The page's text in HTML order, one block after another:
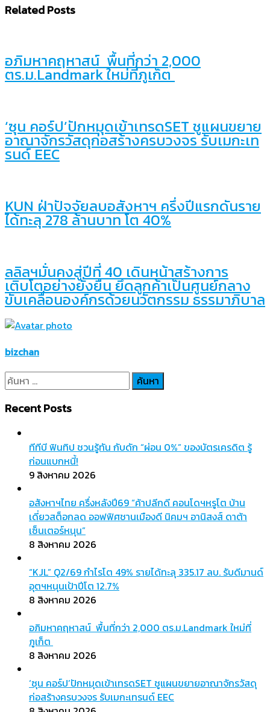
Related Posts
อภิมหาคฤหาสน์ พื้นที่กว่า 2,000
ตร.ม.Landmark ใหม่ที่ภูเก็ต
‘ซุน คอร์ป’ปักหมุดเข้าเทรดSET ชูแผนขยาย
อาณาจักรวัสดุก่อสร้างครบวงจร รับเมกะเท
รนด์ EEC
KUN ฝ่าปัจจัยลบอสังหาฯ ครึ่งปีแรกดันราย
ได้ทะลุ 278 ล้านบาท โต 40%
ลลิลฯมั่นคงสู่ปีที่ 40 เดินหน้าสร้างการ
เติบโตอย่างยั่งยืน ยึดลูกค้าเป็นศูนย์กลาง
ขับเคลื่อนองค์กรด้วยนวัตกรรม ธรรมาภิบาล
bizchan
ค้นหา
สำหรับ:
Recent Posts
ทีทีบี ฟินทิป ชวนรู้ทัน กับดัก “ผ่อน 0%” ของบัตรเครดิต รู้
ก่อนแบกหนี้!
9 สิงหาคม 2026
อสังหาฯไทย ครึ่งหลังปี69 “ค้าปลีกดี คอนโดฯหรูโต บ้าน
เดี่ยวสต็อกลด ออฟฟิศชานเมืองดี นิคมฯ อานิสงส์ ดาต้า
เซ็นเตอร์หนุน”
8 สิงหาคม 2026
“KJL” Q2/69 กำไรโต 49% รายได้ทะลุ 335.17 ลบ. รับดีมานด์
อุตฯหนุนเป้าปีโต 12.7%
8 สิงหาคม 2026
อภิมหาคฤหาสน์ พื้นที่กว่า 2,000 ตร.ม.Landmark ใหม่ที่
ภูเก็ต
8 สิงหาคม 2026
‘ซุน คอร์ป’ปักหมุดเข้าเทรดSET ชูแผนขยายอาณาจักรวัสดุ
ก่อสร้างครบวงจร รับเมกะเทรนด์ EEC